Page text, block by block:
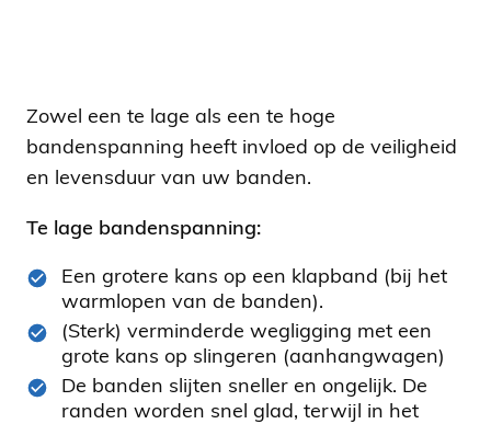
Zowel een te lage als een te hoge
bandenspanning heeft invloed op de veiligheid
en levensduur van uw banden.
Te lage bandenspanning:
Een grotere kans op een klapband (bij het
warmlopen van de banden).
(Sterk) verminderde wegligging met een
grote kans op slingeren (aanhangwagen)
De banden slijten sneller en ongelijk. De
randen worden snel glad, terwijl in het